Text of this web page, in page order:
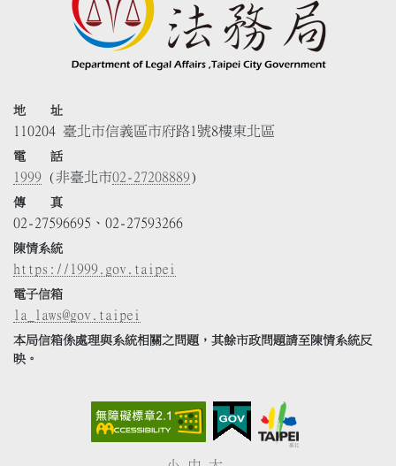
地 址
110204 臺北市信義區市府路1號8樓東北區
電 話
1999 (非臺北市02-27208889)
傳 真
02-27596695、02-27593266
陳情系統
https://1999.gov.taipei
電子信箱
la_laws@gov.taipei
本局信箱係處理與系統相關之問題，其餘市政問題請至陳情系統反
映。